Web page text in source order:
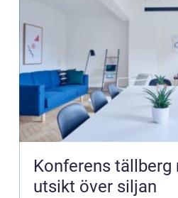
Konferens tällberg möten med
utsikt över siljan